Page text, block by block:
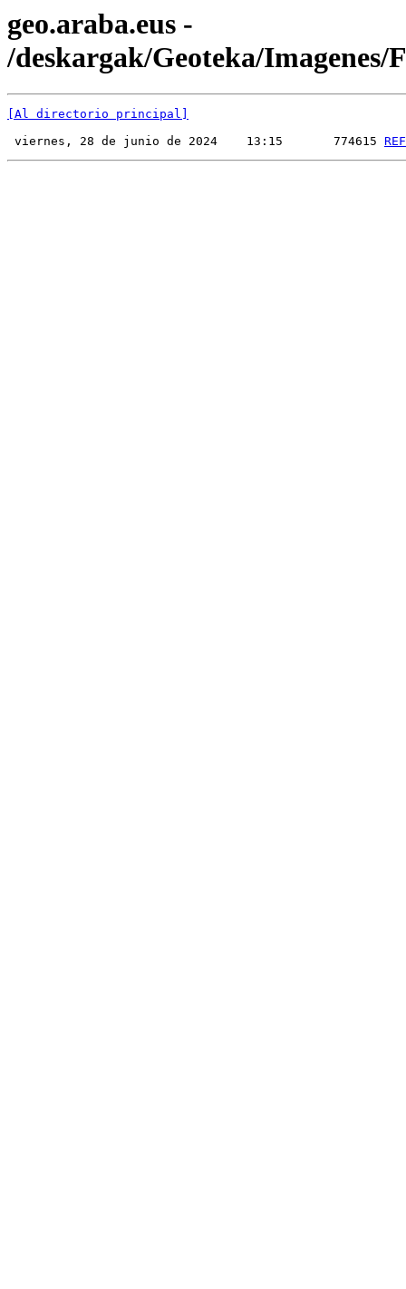
geo.araba.eus -
/deskargak/Geoteka/Imagenes/
[Al directorio principal]
viernes, 28 de junio de 2024    13:15       774615